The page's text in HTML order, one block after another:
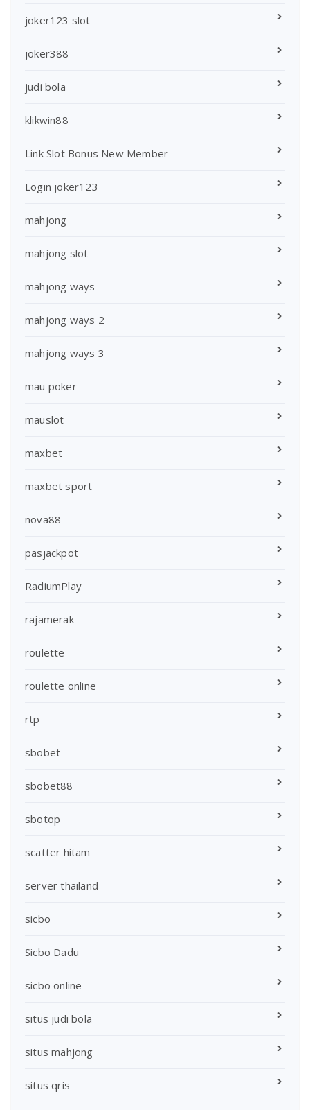
joker123 slot
joker388
judi bola
klikwin88
Link Slot Bonus New Member
Login joker123
mahjong
mahjong slot
mahjong ways
mahjong ways 2
mahjong ways 3
mau poker
mauslot
maxbet
maxbet sport
nova88
pasjackpot
RadiumPlay
rajamerak
roulette
roulette online
rtp
sbobet
sbobet88
sbotop
scatter hitam
server thailand
sicbo
Sicbo Dadu
sicbo online
situs judi bola
situs mahjong
situs qris